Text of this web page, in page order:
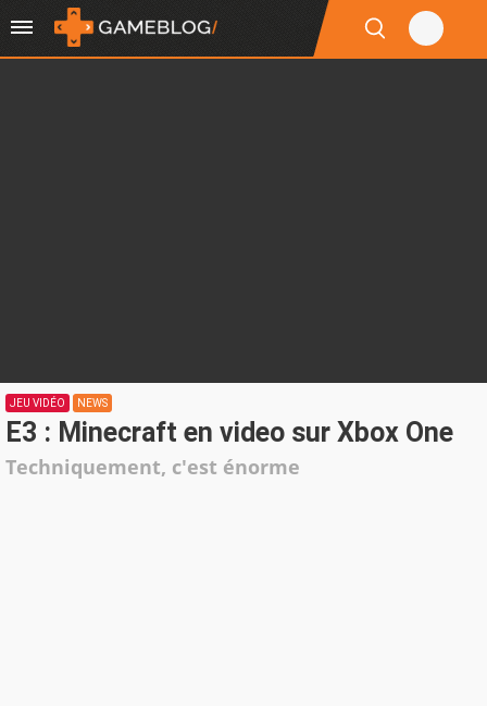
JEU VIDÉO NEWS
E3 : Minecraft en video sur Xbox One
Techniquement, c'est énorme